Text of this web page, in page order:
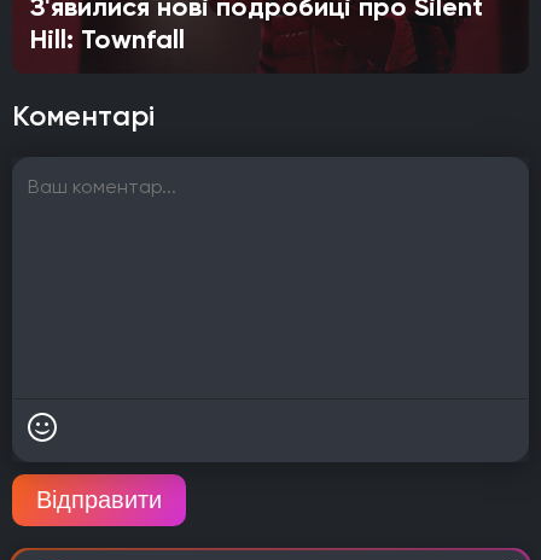
Hill: Townfall
Коментарі
Відправити